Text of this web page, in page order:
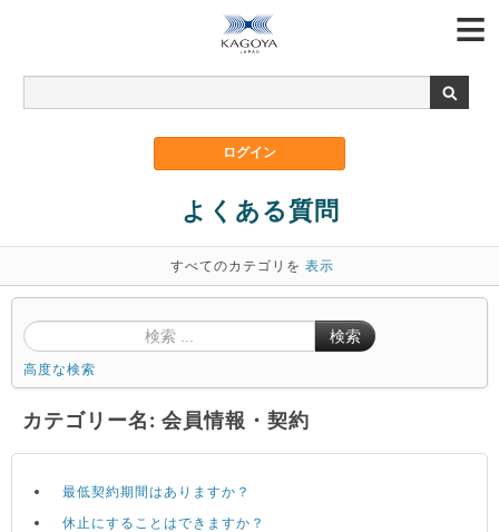
よくある質問
すべてのカテゴリを 表示
検索
高度な検索
カテゴリー名: 会員情報・契約
最低契約期間はありますか？
休止にすることはできますか？